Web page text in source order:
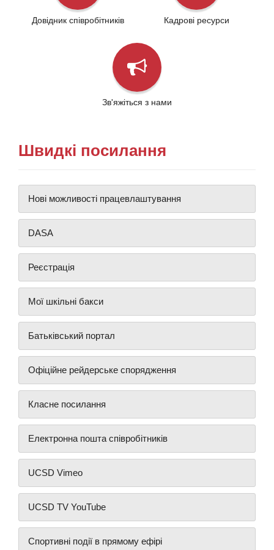
Довідник співробітників Кадрові ресурси
Зв'яжіться з нами
Швидкі посилання
Нові можливості працевлаштування
DASA
Реєстрація
Мої шкільні бакси
Батьківський портал
Офіційне рейдерське спорядження
Класне посилання
Електронна пошта співробітників
UCSD Vimeo
UCSD TV YouTube
Спортивні події в прямому ефірі